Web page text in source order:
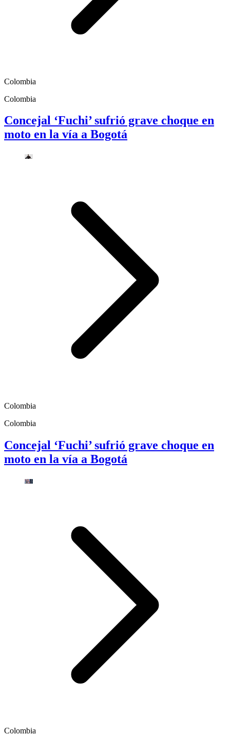
Colombia
Colombia
Concejal ‘Fuchi’ sufrió grave choque en
moto en la vía a Bogotá
Colombia
Colombia
Concejal ‘Fuchi’ sufrió grave choque en
moto en la vía a Bogotá
Colombia